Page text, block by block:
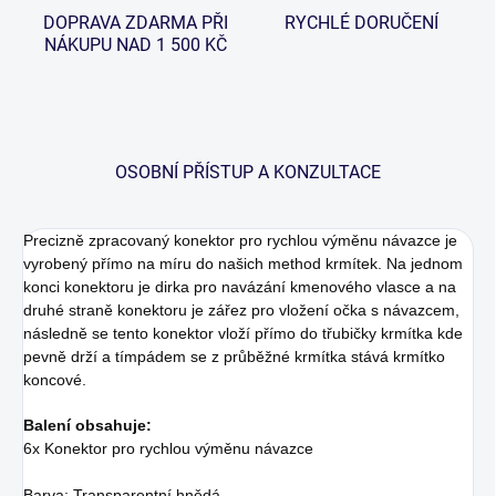
DOPRAVA ZDARMA PŘI
NÁKUPU NAD 1 500 KČ
RYCHLÉ DORUČENÍ
OSOBNÍ PŘÍSTUP A KONZULTACE
Precizně zpracovaný konektor pro rychlou výměnu návazce je
vyrobený přímo na míru do našich method krmítek. Na jednom
konci konektoru je dirka pro navázání kmenového vlasce a na
druhé straně konektoru je zářez pro vložení očka s návazcem,
následně se tento konektor vloží přímo do třubičky krmítka kde
pevně drží a tímpádem se z průběžné krmítka stává krmítko
koncové.
Balení obsahuje:
6x Konektor pro rychlou výměnu návazce